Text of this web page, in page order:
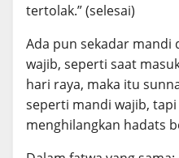
tertolak.” (selesai)
Ada pun sekadar mandi
wajib, seperti saat
hari raya, maka itu
seperti mandi wajib,
menghilangkan hadats